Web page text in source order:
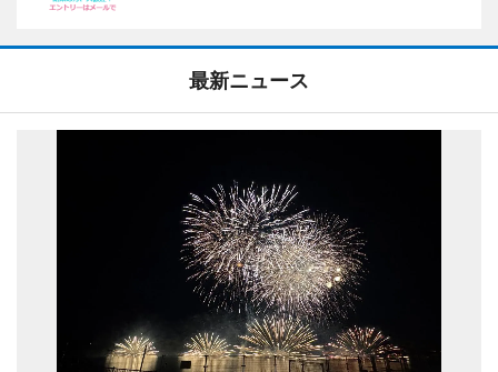
最新ニュース